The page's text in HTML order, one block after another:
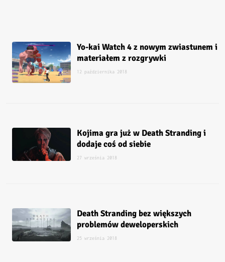
Yo-kai Watch 4 z nowym zwiastunem i
materiałem z rozgrywki
12 października 2018
Kojima gra już w Death Stranding i
dodaje coś od siebie
27 września 2018
Death Stranding bez większych
problemów deweloperskich
25 września 2018